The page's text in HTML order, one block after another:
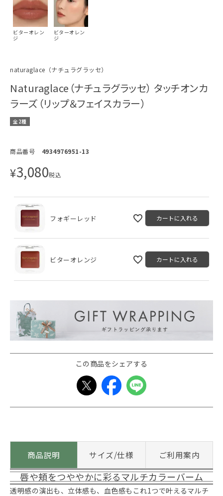
ビターオレン
ジ
ビターオレン
ジ
naturaglace（ナチュラグラッセ）
Naturaglace（ナチュラグラッセ） タッチオンカ
ラーズ（リップ＆フェイスカラー）
全2種
商品番号 4934976951-13
¥3,080税込
フォギーレッド カートに入れる
ビターオレンジ カートに入れる
この商品をシェアする
商品説明 サイズ/仕様 ご利用案内
唇や頬をつややかに彩るマルチカラーバーム
透明感の演出も、立体感も、血色感もこれ1つで叶えるマルチ